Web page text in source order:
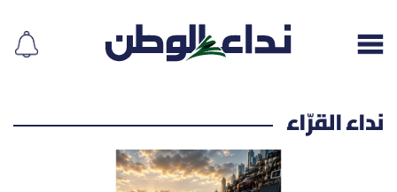
نداء القرّاء